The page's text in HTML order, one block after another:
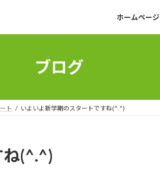
ホームページ
ブログ
ト いよいよ新学期のスタートですね(^.^)
ね(^.^)